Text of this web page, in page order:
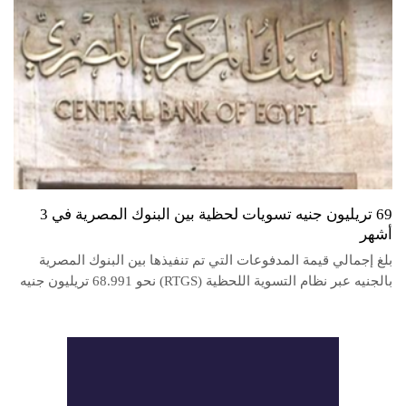
69 تريليون جنيه تسويات لحظية بين البنوك المصرية في 3
أشهر
بلغ إجمالي قيمة المدفوعات التي تم تنفيذها بين البنوك المصرية
بالجنيه عبر نظام التسوية اللحظية (RTGS) نحو 68.991 تريليون جنيه